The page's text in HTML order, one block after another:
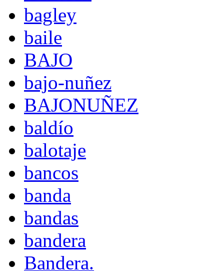
bagley
baile
BAJO
bajo-nuñez
BAJONUÑEZ
baldío
balotaje
bancos
banda
bandas
bandera
Bandera.